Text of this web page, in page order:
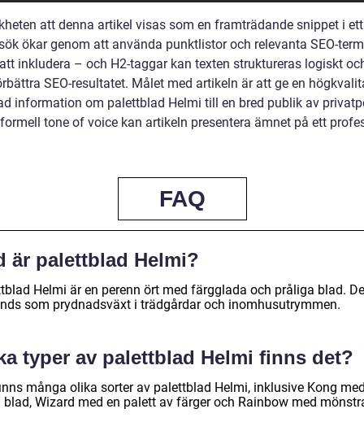
att denna artikel visas som en framträdande snippet i ett
ökar genom att använda punktlistor och relevanta SEO-
inkludera – och H2-taggar kan texten struktureras logiskt
SEO-resultatet. Målet med artikeln är att ge en
information om palettblad Helmi till en bred publik av
tone of voice kan artikeln presentera ämnet på ett
FAQ
är palettblad Helmi?
Helmi är en perenn ört med färgglada och pråliga blad.
som prydnadsväxt i trädgårdar och inomhusutrymmen.
typer av palettblad Helmi finns det?
många olika sorter av palettblad Helmi, inklusive Kong
blad, Wizard med en palett av färger och Rainbow med